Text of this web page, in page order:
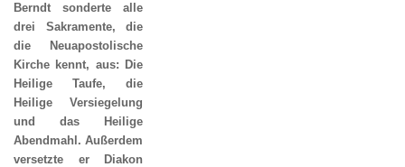
Berndt sonderte alle
drei Sakramente, die
die Neuapostolische
Kirche kennt, aus: Die
Heilige Taufe, die
Heilige Versiegelung
und das Heilige
Abendmahl. Außerdem
versetzte er Diakon